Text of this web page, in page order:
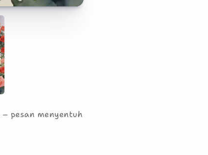
pesan menyentuh